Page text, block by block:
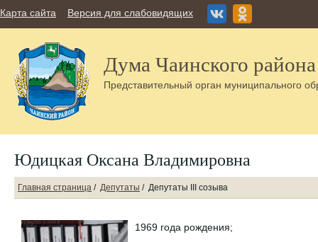
Карта сайта Версия для слабовидящих
Дума Чаинского района
Представительный орган муниципального
Юдицкая Оксана Владимировна
Главная страница / Депутаты / Депутаты III созыва
1969 года рождения;